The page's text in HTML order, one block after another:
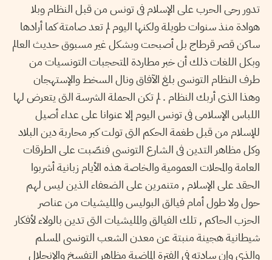
تدور رحى الحرب على الإسلام فى تونس من قبل النظام وبلا
هوادة منذ سنوات طويلة ولكنها اليوم لم تعد صامتة كما أرادها
ساكن قصر قرطاج بل أصبحت وبشكل غير مسبوق حديث العالم
وبكل اللغات ذلك أن خبر مطاردة المتحجبات التونسيات من
طرف النظام التونسى بلغ الآفاق ونال السخط والإستهجان
وهذا الذى أربك النظام . لم تكن الحملة الشرسة التى يتعرض لها
اللباس الإسلامى فى تونس اليوم إلا عنوانا على عداء أصيل
للإسلام من قبل طغمة الحكم التى تولت كبر محاربة دين البلاد
وكل مظاهر التدين فى الشارع التونسى فنصّبت على الطرقات
العامة والمحلات العمومية والخاصة هذه الأيام زبانية أشربوا
الحقد على الإسلام , متنمرين على الضعفاء الذين ليس لهم
حول ولا طول أمام فيالق البوليس والمليشيات من عناصر
الحزب الحاكم , تلك الفيالق والمليشيات التى تدين بالولاء لأفكار
شيطانية هجينة منبتة عن معدن الشعب التونسى المسلم
والذى وإن سادته فى الفترة الماضية مظاهر التفسخ والإنحلال